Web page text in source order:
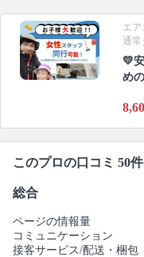
エ
通常
💛
め
このプロの口コミ 50件
総合
ページの情報量
コミュニケーション
接客サービス/配送・梱包